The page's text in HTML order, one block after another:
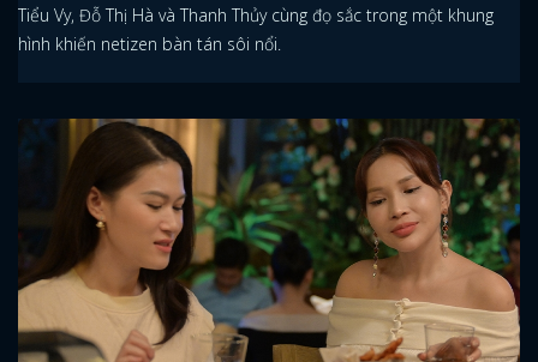
Tiểu Vy, Đỗ Thị Hà và Thanh Thủy cùng đọ sắc trong một khung
hình khiến netizen bàn tán sôi nổi.